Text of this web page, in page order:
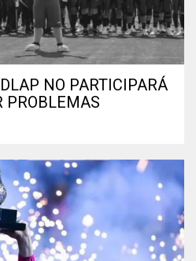
NO PARTICIPARÁ
PROBLEMAS